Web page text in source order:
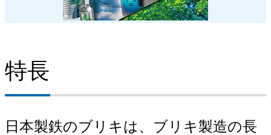
特長
日本製鉄のブリキは、ブリキ製造の長